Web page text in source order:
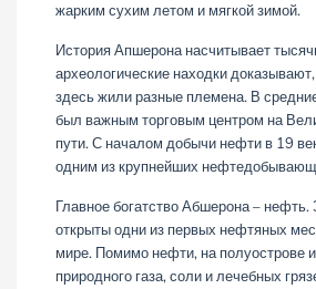
жарким сухим летом и мягкой зимой.
История Апшерона насчитывает
археологические находки
здесь жили разные племена. В
был важным торговым центром на
пути. С началом добычи нефти в 19
одним из крупнейших
Главное богатство Абшерона –
открыты одни из первых нефтяных
мире. Помимо нефти, на полуострове
природного газа, соли и лечебных